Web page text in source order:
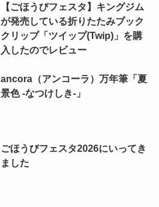
【ごほうびフェスタ】キングジム
が発売している折りたたみブック
クリップ「ツイップ(Twip)」を購
入したのでレビュー
ancora（アンコーラ）万年筆「夏
景色 -なつけしき-」
ごほうびフェスタ2026にいってき
ました